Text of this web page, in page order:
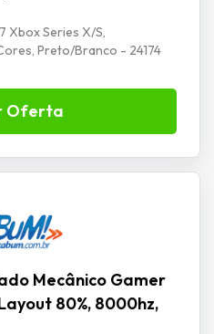
Xbox Series X/S,
Preto/Branco - 24174
Oferta
Mecânico Gamer
80%, 8000hz,